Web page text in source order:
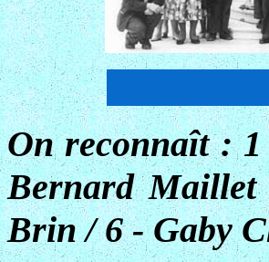
On reconnaît :
Bernard
Brin / 6 - Gaby